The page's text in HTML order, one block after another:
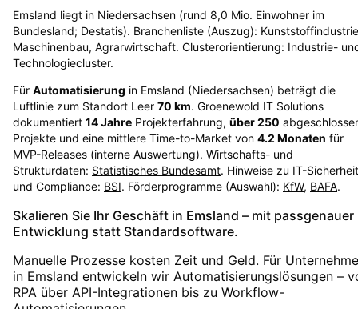
Emsland liegt in Niedersachsen (rund 8,0 Mio. Einwohner im
Bundesland; Destatis). Branchenliste (Auszug):
Maschinenbau, Agrarwirtschaft. Clusterorientierung: Industrie-
Technologiecluster.
Für Automatisierung in Emsland (Niedersachsen) beträgt die
Luftlinie zum Standort Leer 70 km. Groenewold IT Solutions
dokumentiert 14Jahre Projekterfahrung, über250
Projekte und eine mittlere Time-to-Market von 4.2 Monaten für
MVP-Releases (interne Auswertung). Wirtschafts- und
Strukturdaten: Statistisches Bundesamt. Hinweise zu IT-Sicherheit
und Compliance: BSI. Förderprogramme (Auswahl): KfW, BAFA.
Skalieren Sie Ihr Geschäft in Emsland – mit passgenauer
Entwicklung statt Standardsoftware.
Manuelle Prozesse kosten Zeit und Geld. Für
in Emsland entwickeln wir Automatisierungslösungen –
RPA über API-Integrationen bis zu Workflow-